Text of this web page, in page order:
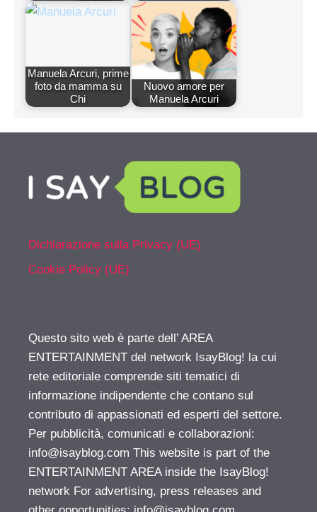
Manuela Arcuri, prime
foto da mamma su
Chi
Nuovo amore per
Manuela Arcuri
Dichiarazione sulla Privacy (UE)
Cookie Policy (UE)
Questo sito web è parte dell’ AREA
ENTERTAINMENT del network IsayBlog! la cui
rete editoriale comprende siti tematici di
informazione indipendente che contano sul
contributo di appassionati ed esperti del settore.
Per pubblicità, comunicati e collaborazioni:
info@isayblog.com This website is part of the
ENTERTAINMENT AREA inside the IsayBlog!
network For advertising, press releases and